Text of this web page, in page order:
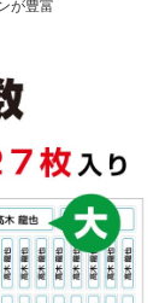
が豊富